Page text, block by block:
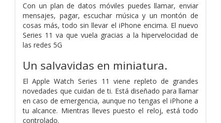
Con un plan de datos móviles puedes llamar, enviar
mensajes, pagar, escuchar música y un montón de
cosas más, todo sin llevar el iPhone encima. El nuevo
Series 11 va que vuela gracias a la hipervelocidad de
las redes 5G
Un salvavidas en miniatura.
El Apple Watch Series 11 viene repleto de grandes
novedades que cuidan de ti. Está diseñado para llamar
en caso de emergencia, aunque no tengas el iPhone a
tu alcance. Mientras lleves puesto el reloj, está todo
controlado.